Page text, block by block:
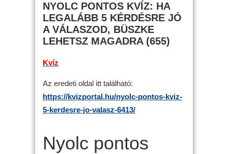
NYOLC PONTOS KVÍZ: HA
LEGALÁBB 5 KÉRDÉSRE JÓ
A VÁLASZOD, BÜSZKE
LEHETSZ MAGADRA (655)
Kvíz
Az eredeti oldal itt található:
https://kvizportal.hu/nyolc-pontos-kviz-
5-kerdesre-jo-valasz-6413/
Nyolc pontos